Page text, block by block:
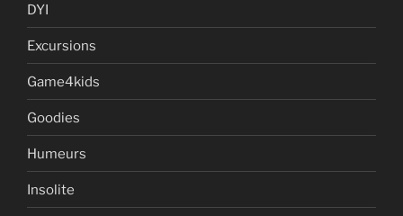
DYI
Excursions
Game4kids
Goodies
Humeurs
Insolite